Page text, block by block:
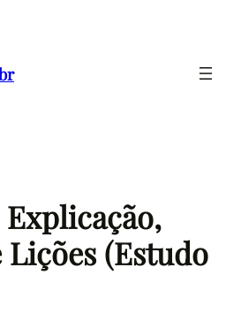
Explicação,
Lições (Estudo